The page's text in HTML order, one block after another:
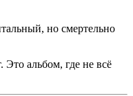
но смертельно
альбом, где не всё